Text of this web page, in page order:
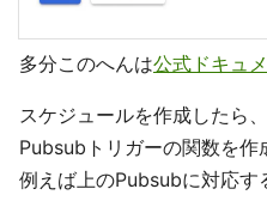
多分このへんは公式ドキュ
スケジュールを作成したら
Pubsubトリガーの関数を作
例えば上のPubsubに対応す